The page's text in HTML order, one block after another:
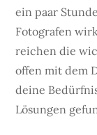
ein paar
Fotografen
reichen die
offen mit dem
deine
Lösungen